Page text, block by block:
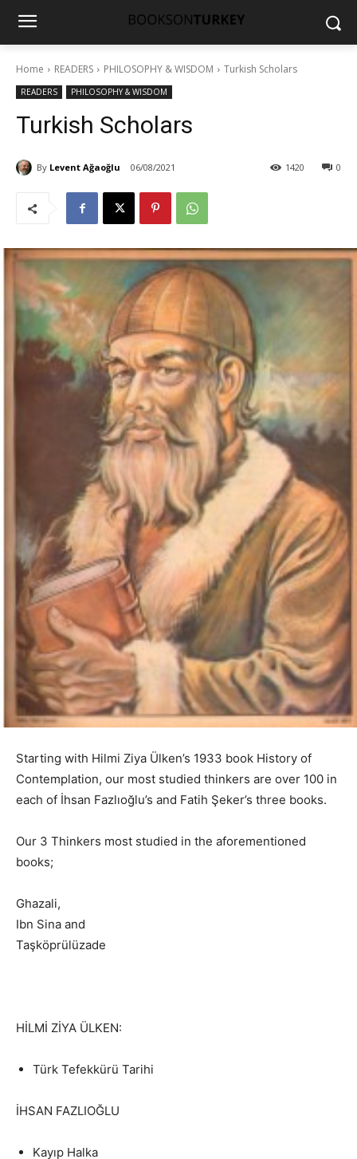
Home READERS PHILOSOPHY & WISDOM Turkish Scholars
READERS PHILOSOPHY & WISDOM
Turkish Scholars
By Levent Ağaoğlu 06/08/2021 0
1420
Starting with Hilmi Ziya Ülken’s 1933 book History of
Contemplation, our most studied thinkers are over 100 in
each of İhsan Fazlıoğlu’s and Fatih Şeker’s three books.
Our 3 Thinkers most studied in the aforementioned
books;
Ghazali,
Ibn Sina and
Taşköprülüzade
HİLMİ ZİYA ÜLKEN:
Türk Tefekkürü Tarihi
İHSAN FAZLIOĞLU
Kayıp Halka